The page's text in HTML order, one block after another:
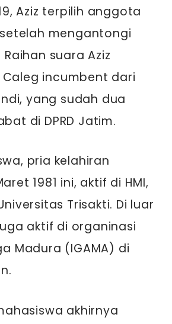
Aziz terpilih anggota
setelah mengantongi
Raihan suara Aziz
incumbent dari
yang sudah dua
di DPRD Jatim.
pria kelahiran
1981 ini, aktif di HMI,
Universitas Trisakti. Di luar
aktif di organinasi
Madura (IGAMA) di
akhirnya